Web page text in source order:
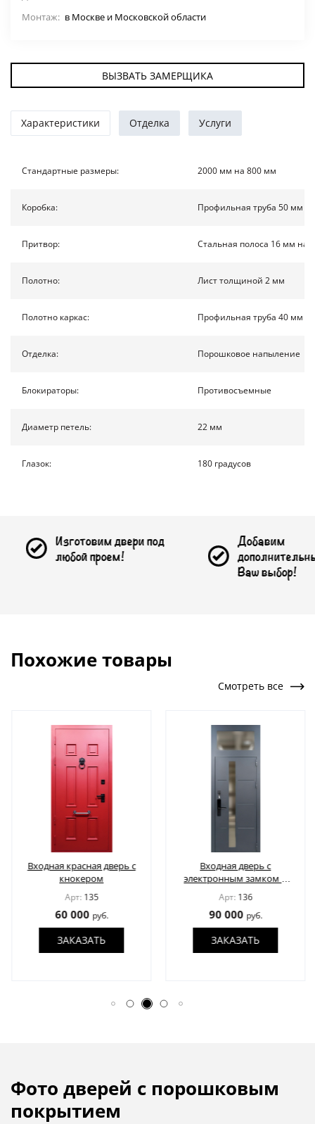
ЖАЛЮЗИЙНЫЕ СТАВНИ (11)
ДВЕРИ ПО ОСОБЕННОСТЯМ
ДВЕРИ С ТЕРМОРАЗРЫВОМ
ФОТО
УСЛУГИ
О НАС
НОВОСТИ
КОНТАКТЫ
ПОЛУЧИТЬ РАСЧЕТ
Москва Доставка по России
info@1990.ru
Монтаж: в Москве и Московской области
ВЫЗВАТЬ ЗАМЕРЩИКА
Характеристики Отделка Услуги
Стандартные размеры: 2000 мм на 800 мм
Коробка: Профильная труба 50 мм
Притвор: Стальная полоса 16 мм на
Полотно: Лист толщиной 2 мм
Полотно каркас: Профильная труба 40 мм
Отделка: Порошковое напыление
Блокираторы: Противосъемные
Диаметр петель: 22 мм
Глазок: 180 градусов
двери под
проем!
дополнительные опции на
Ваш выбор!
Похожие товары
Смотреть все
Входная красная дверь с
кнокером
Арт:135
60 000 руб.
ЗАКАЗАТЬ
Входная дверь с
электронным замком и
Арт:136
90 000 руб.
ЗАКАЗАТЬ
Фото дверей с порошковым
покрытием